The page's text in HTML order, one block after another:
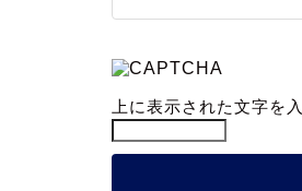
上に表示された文字を